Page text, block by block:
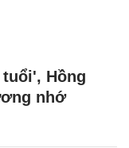
tuổi', Hồng
nhớ